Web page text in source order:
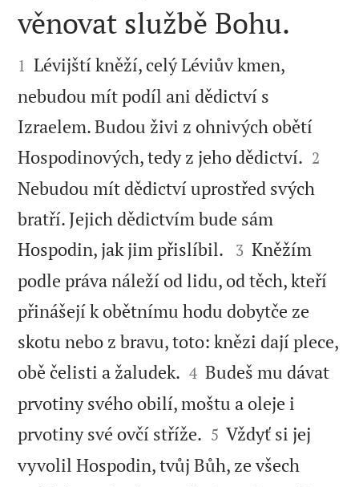

věnovat službě Bohu.

1 Lévijští kněží, celý Léviův kmen,
nebudou mít podíl ani dědictví s
Izraelem. Budou živi z ohnivých obětí
Hospodinových, tedy z jeho dědictví. 

2
Nebudou mít dědictví uprostřed svých
bratří. Jejich dědictvím bude sám
Hospodin, jak jim přislíbil. 

3 Kněžím
podle práva náleží od lidu, od těch, kteří
přinášejí k obětnímu hodu dobytče ze
skotu nebo z bravu, toto: knězi dají plece,
obě čelisti a žaludek. 

4 Budeš mu dávat
prvotiny svého obilí, moštu a oleje i
prvotiny své ovčí stříže. 

5 Vždyť si jej
vyvolil Hospodin, tvůj Bůh, ze všech